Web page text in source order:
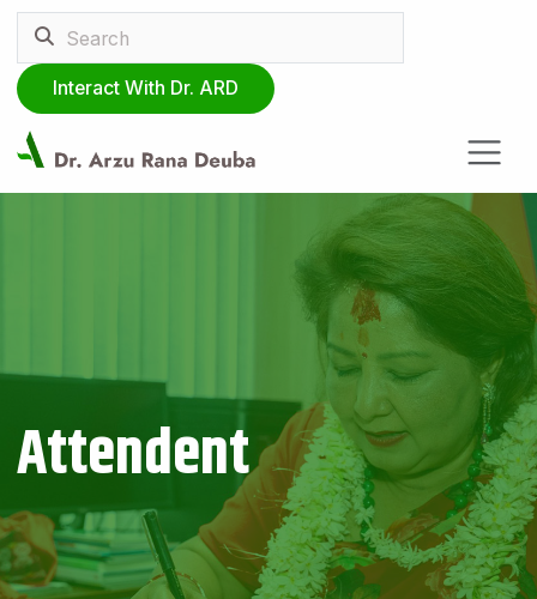
Interact With Dr. ARD
Attendent